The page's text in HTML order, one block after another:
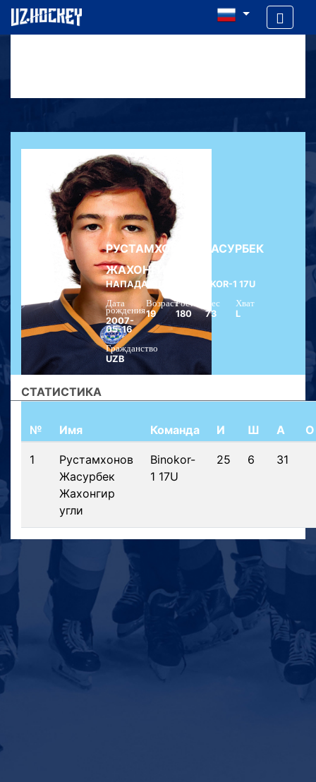
РУСТАМХОНОВ ЖАСУРБЕК
ЖАХОНГИР УГЛИ
НАПАДАЮЩИЙ | BINOKOR-1 17U
Дата
рождения
2007-
05-16
Возраст
19
Рост
180
Вес
73
Хват
L
Гражданство
UZB
СТАТИСТИКА
№ Имя Команда И Ш А О
1
Рустамхонов
Жасурбек
Жахонгир
угли
Binokor-
1 17U
25 6 31